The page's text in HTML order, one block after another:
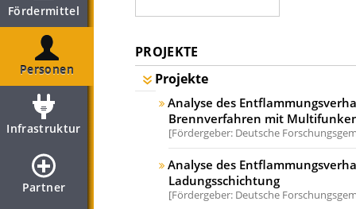
Fördermittel
Personen
Infrastruktur
Partner
PROJEKTE
Projekte
Analyse des
Brennverfahren mit
Fördergeber: Deutsche
Analyse des
Ladungsschichtung
Fördergeber: Deutsche